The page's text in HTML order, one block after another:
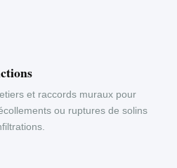
et raccords muraux pour
ou ruptures de solins